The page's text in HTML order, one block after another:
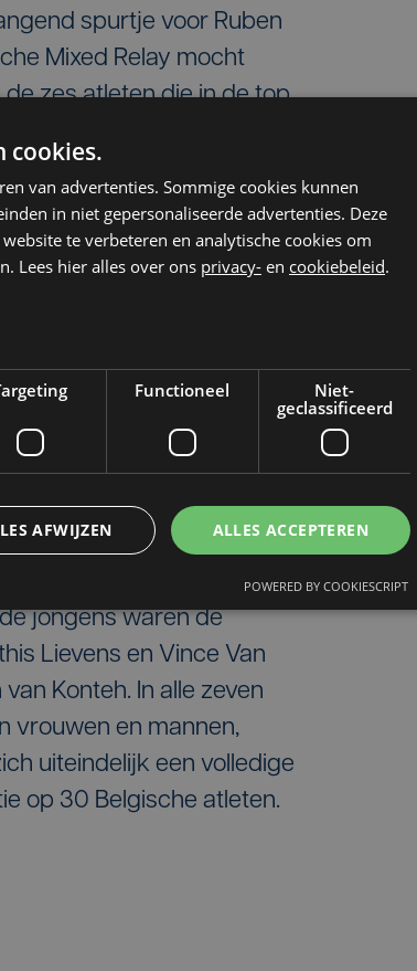
spurtje voor Ruben
Mixed Relay mocht
zes atleten die in de top
stond, en dat was het
Turijn bestaat uit
Verheyden bij de
reserven.
vandaag bij de CrossCup
voor het EK
waren duidelijk: als de
finishte, mocht een
van de twee categorieën
Penneman en Hannah
jongens waren de
Lievens en Vince Van
Konteh. In alle zeven
vrouwen en mannen,
uiteindelijk een volledige
op 30 Belgische atleten.
cookies.
van advertenties. Sommige cookies kunnen
in niet gepersonaliseerde advertenties. Deze
te verbeteren en analytische cookies om
Lees hier alles over ons privacy- en cookiebeleid.
Functioneel
Niet-
geclassificeerd
ALLES ACCEPTEREN
AFWIJZEN
POWERED BY COOKIESCRIPT